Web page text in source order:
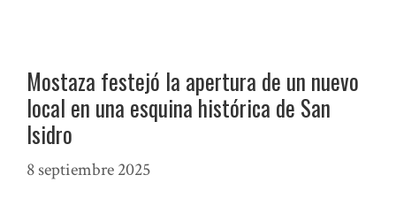
Mostaza festejó la apertura de un nuevo
local en una esquina histórica de San
Isidro
8 septiembre 2025